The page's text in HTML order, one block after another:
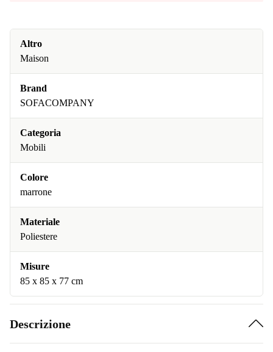
Altro
Maison
Brand
SOFACOMPANY
Categoria
Mobili
Colore
marrone
Materiale
Poliestere
Misure
85 x 85 x 77 cm
Descrizione